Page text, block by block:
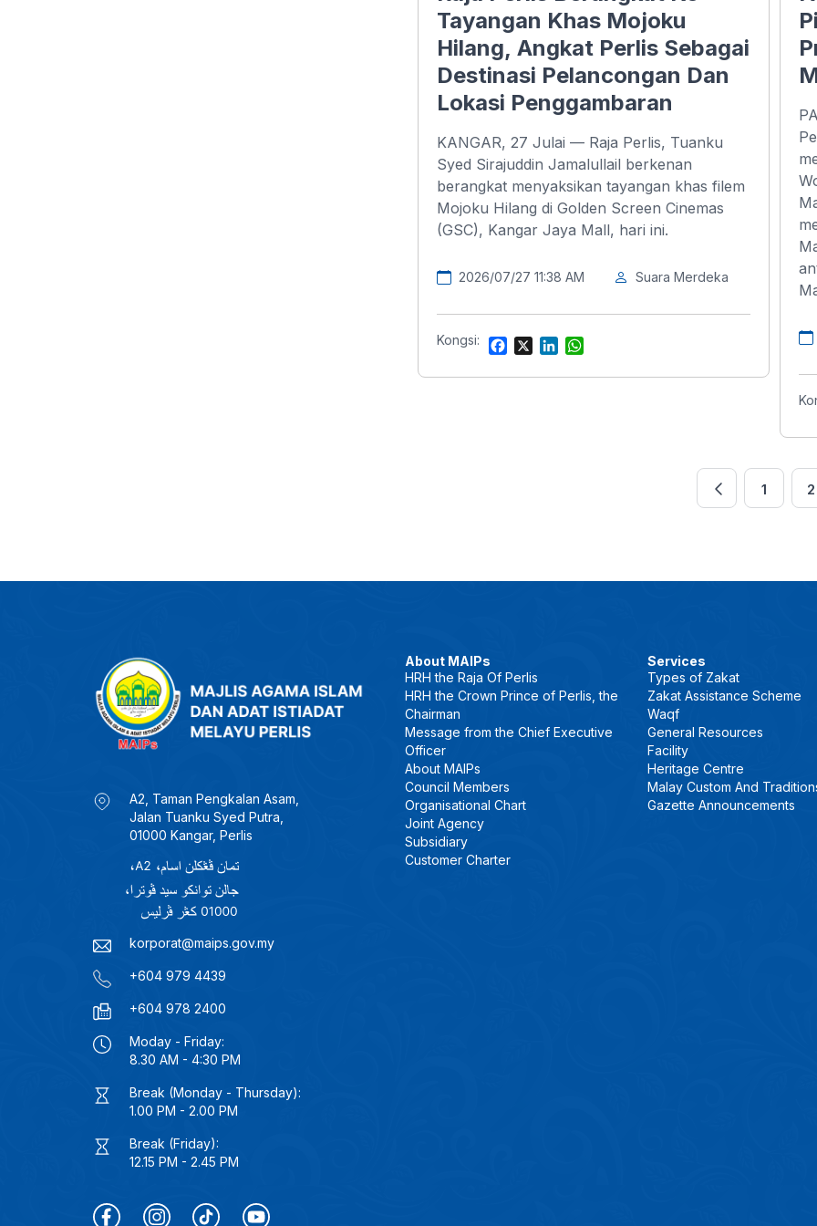
Tayangan Khas Mojoku
Hilang, Angkat Perlis Sebagai
Destinasi Pelancongan Dan
Lokasi Penggambaran
KANGAR, 27 Julai — Raja Perlis, Tuanku
Syed Sirajuddin Jamalullail berkenan
berangkat menyaksikan tayangan khas filem
Mojoku Hilang di Golden Screen Cinemas
(GSC), Kangar Jaya Mall, hari ini.
2026/07/27 11:38 AM Suara Merdeka
Kongsi:
c
n
a
1 2
A2, Taman Pengkalan Asam,
Jalan Tuanku Syed Putra,
01000 Kangar, Perlis
korporat@maips.gov.my
+604 979 4439
+604 978 2400
Moday - Friday:
8.30 AM - 4:30 PM
Break (Monday - Thursday):
1.00 PM - 2.00 PM
Break (Friday):
12.15 PM - 2.45 PM
About MAIPs
HRH the Raja Of Perlis
HRH the Crown Prince of Perlis, the
Chairman
Message from the Chief Executive
Officer
About MAIPs
Council Members
Organisational Chart
Joint Agency
Subsidiary
Customer Charter
Services
Types of Zakat
Zakat Assistance Scheme
Waqf
General Resources
Facility
Heritage Centre
Malay Custom And
Gazette Announcements